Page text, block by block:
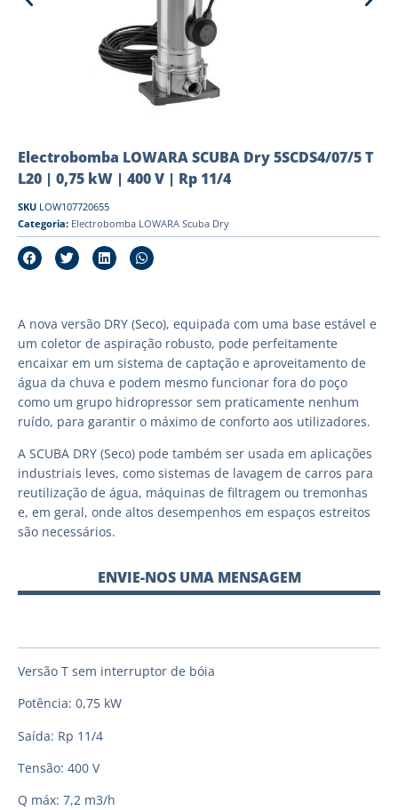
Electrobomba LOWARA SCUBA Dry 5SCDS4/07/5 T
L20 | 0,75 kW | 400 V | Rp 11/4
SKU LOW107720655
Categoria: Electrobomba LOWARA Scuba Dry
A nova versão DRY (Seco), equipada com uma base estável e
um coletor de aspiração robusto, pode perfeitamente
encaixar em um sistema de captação e aproveitamento de
água da chuva e podem mesmo funcionar fora do poço
como um grupo hidropressor sem praticamente nenhum
ruído, para garantir o máximo de conforto aos utilizadores.
A SCUBA DRY (Seco) pode também ser usada em aplicações
industriais leves, como sistemas de lavagem de carros para
reutilização de água, máquinas de filtragem ou tremonhas
e, em geral, onde altos desempenhos em espaços estreitos
são necessários.
ENVIE-NOS UMA MENSAGEM
Versão T sem interruptor de bóia
Potência: 0,75 kW
Saída: Rp 11/4
Tensão: 400 V
Q máx: 7,2 m3/h